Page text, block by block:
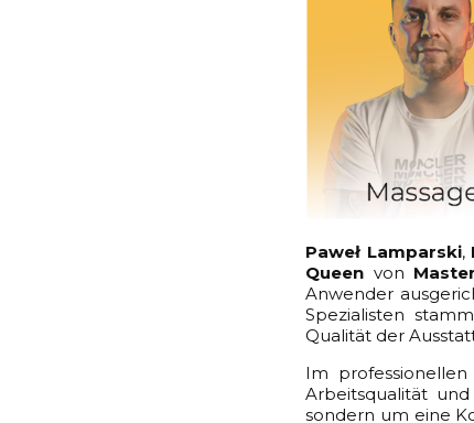
Paweł Lamparski,
Queen von
Anwender
Spezialisten
Qualität der
Im
Arbeitsqualität
sondern um eine